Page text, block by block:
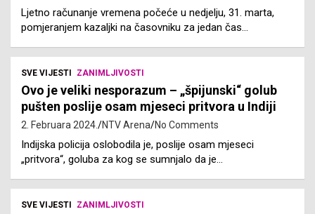
Ljetno računanje vremena počeće u nedjelju, 31. marta,
pomjeranjem kazaljki na časovniku za jedan čas…
SVE VIJESTI ZANIMLJIVOSTI
Ovo je veliki nesporazum – „špijunski“ golub
pušten poslije osam mjeseci pritvora u Indiji
2. Februara 2024. NTV Arena No Comments
Indijska policija oslobodila je, poslije osam mjeseci
„pritvora“, goluba za kog se sumnjalo da je…
SVE VIJESTI ZANIMLJIVOSTI